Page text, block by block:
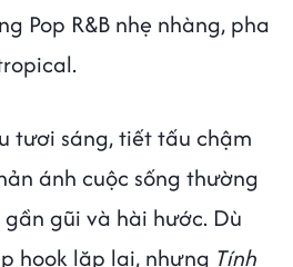
Pop R&B nhẹ nhàng, pha
tươi sáng, tiết tấu chậm
ánh cuộc sống thường
gũi và hài hước. Dù
hook lặp lại, nhưng Tính